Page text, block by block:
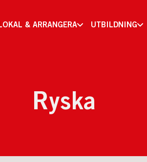
& ARRANGERA UTBILDNING
Ryska